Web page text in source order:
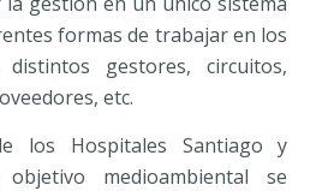
formas de trabajar en los
gestores, circuitos,
etc.
los Hospitales Santiago y
medioambiental se